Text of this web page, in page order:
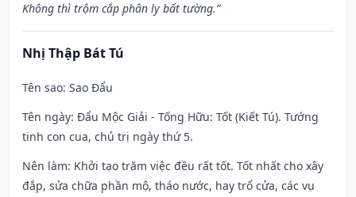
Không thì trộm cắp phân ly bất tường.”
Nhị Thập Bát Tú
Tên sao: Sao Đẩu
Tên ngày: Đẩu Mộc Giải - Tống Hữu: Tốt (Kiết Tú). Tướng
tinh con cua, chủ trị ngày thứ 5.
Nên làm: Khởi tạo trăm việc đều rất tốt. Tốt nhất cho xây
đắp, sửa chữa phần mộ, tháo nước, hay trổ cửa, các vụ